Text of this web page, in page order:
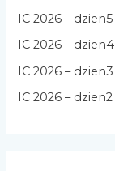
IC 2026 – dzien5
IC 2026 – dzien4
IC 2026 – dzien3
IC 2026 – dzien2